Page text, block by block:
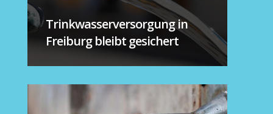
Trinkwasserversorgung in
Freiburg bleibt gesichert